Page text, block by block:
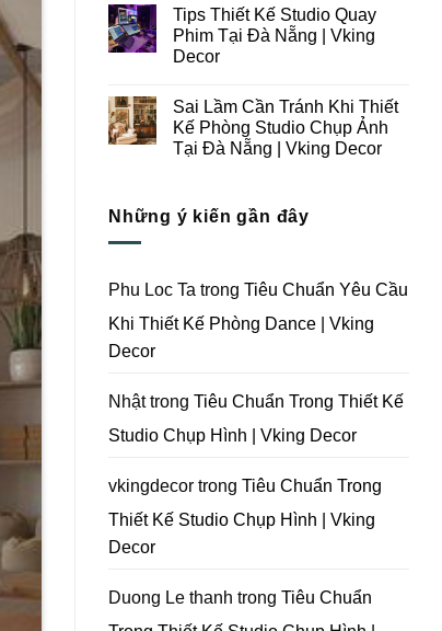
Vking
Decor
Kế
Thi
Công
Trọn
Quay
Phim
Tại
Đà
Nẵng
bình
luận
ở
Những
Khi
Thiết
Kế
Thi
Công
Trường
Tại
Vking
Decor
Tips Thiết Kế Studio Quay
Phim Tại Đà Nẵng | Vking
Decor
bình
luận
ở
Tips
Quay
Phim
Vking
Sai Lầm Cần Tránh Khi Thiết
Kế Phòng Studio Chụp Ảnh
Tại Đà Nẵng | Vking Decor
luận
ở
Tránh
Khi
Kế
Tại
Đà
Nẵng
|
Những ý kiến gần đây
Phu Loc Ta trong Tiêu Chuẩn Yêu Cầu
Khi Thiết Kế Phòng Dance | Vking
Decor
Nhậttrong Tiêu Chuẩn Trong Thiết Kế
Studio Chụp Hình | Vking Decor
vkingdecor trong Tiêu Chuẩn Trong
Thiết Kế Studio Chụp Hình | Vking
Decor
Duong Le thanh trong Tiêu Chuẩn